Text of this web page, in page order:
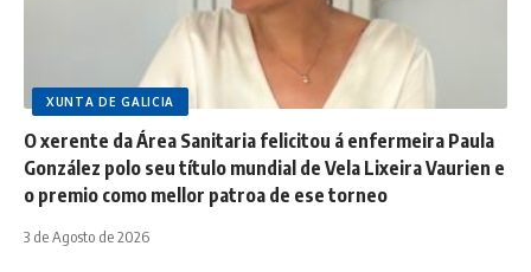
XUNTA DE GALICIA
O xerente da Área Sanitaria felicitou á enfermeira Paula
González polo seu título mundial de Vela Lixeira Vaurien e
o premio como mellor patroa de ese torneo
3 de Agosto de 2026